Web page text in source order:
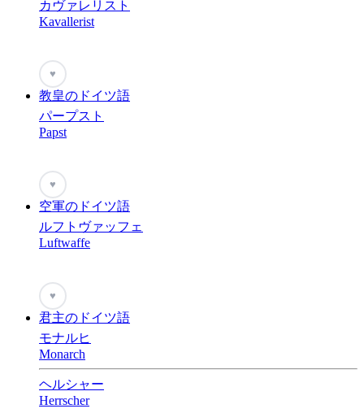
カヴァレリスト
Kavallerist
♥
教皇のドイツ語
パープスト
Papst
♥
空軍のドイツ語
ルフトヴァッフェ
Luftwaffe
♥
君主のドイツ語
モナルヒ
Monarch
ヘルシャー
Herrscher